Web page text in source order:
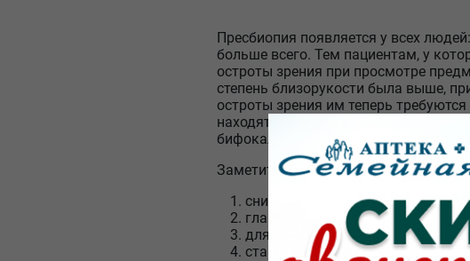
Пресбиопия появляется у всех
больше всего. Тем пациентам, у
остроты зрения при просмотре
степень близорукости была выше,
остроты зрения им теперь
находятся на дальних расстояниях.
бифокальные очки.
Заметить начинающиеся
снижается контрастность
глаза начинают непривычно
для более чёткого
становится очень сложно